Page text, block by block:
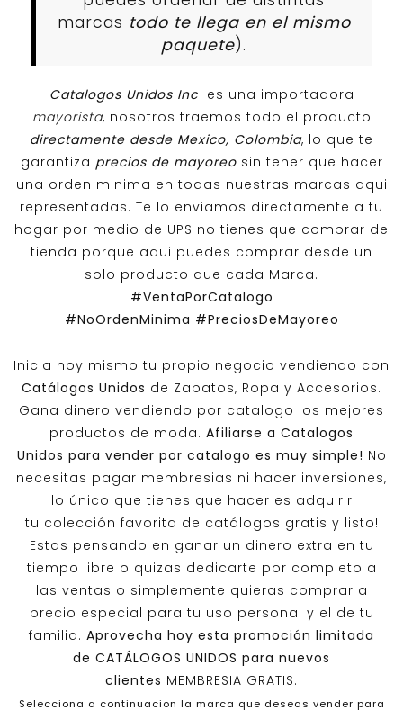
marcas todo te llega en el mismo
paquete).
Catalogos Unidos Inc es una importadora
mayorista, nosotros traemos todo el producto
directamente desde Mexico, Colombia, lo que te
garantiza precios de mayoreosin tener que hacer
una orden minima en todas nuestras marcas aqui
representadas. Te lo enviamos directamente a tu
hogar por medio de UPS no tienes que comprar de
tienda porque aqui puedes comprar desde un
solo producto que cada Marca.
#VentaPorCatalogo
#NoOrdenMinima #PreciosDeMayoreo
Inicia hoy mismo tu propio negocio vendiendo con
Catálogos Unidos de Zapatos, Ropa y Accesorios.
Gana dinero vendiendo por catalogo los mejores
productos de moda. Afiliarse a Catalogos
Unidos para vender por catalogo es muy simple! No
necesitas pagar membresias ni hacer inversiones,
lo único que tienes que hacer es adquirir
tu colección favorita de catálogos gratis y listo!
Estas pensando en ganar un dinero extra en tu
tiempo libre o quizas dedicarte por completo a
las ventas o simplemente quieras comprar a
precio especial para tu uso personal y el de tu
familia. Aprovecha hoy esta promoción limitada
de CATÁLOGOS UNIDOS para nuevos
clientes MEMBRESIA GRATIS.
Selecciona a continuacion la marca que deseas vender para